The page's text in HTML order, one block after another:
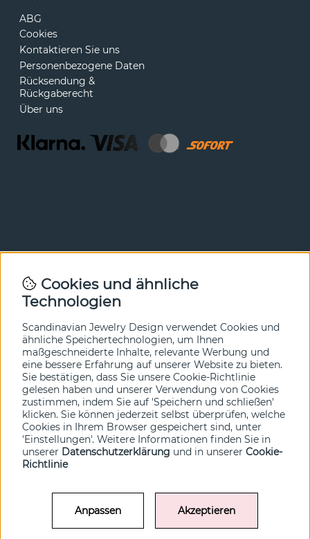
ABG
Cookies
Kontaktieren Sie uns
Personenbezogene Daten
Rücksendung &
Rückgaberecht
Über uns
Newsletter
In unserem Newsletter erfahren Sie vor allen anderen
hier an.
Ja bitte!
© SCANDINAVIAN JEWELRY DESIGN / SJD of Sweden AB 2022
Cookies und ähnliche
Technologien
Scandinavian Jewelry Design verwendet Cookies und
ähnliche Speichertechnologien, um Ihnen
maßgeschneiderte Inhalte, relevante Werbung und
eine bessere Erfahrung auf unserer Website zu bieten.
Sie bestätigen, dass Sie unsere Cookie-Richtlinie
gelesen haben und unserer Verwendung von Cookies
zustimmen, indem Sie auf 'Speichern und schließen'
klicken. Sie können jederzeit selbst überprüfen, welche
Cookies in Ihrem Browser gespeichert sind, unter
'Einstellungen'. Weitere Informationen finden Sie in
unserer Datenschutzerklärung und in unserer Cookie-
Richtlinie
Anpassen Akzeptieren